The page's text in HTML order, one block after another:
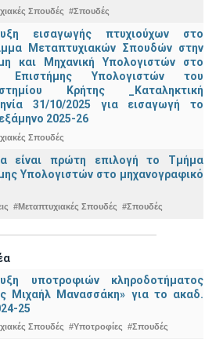
Σπουδές #Σπουδές
εισαγωγής πτυχιούχων στo
Μεταπτυχιακών Σπουδών στην
και Μηχανική Υπολογιστών στο
Eπιστήμης Υπολογιστών του
Κρήτης _Καταληκτική
31/10/2025 για εισαγωγή το
2025-26
Σπουδές
είναι πρώτη επιλογή το Τμήμα
Υπολογιστών στο μηχανογραφικό
#Μεταπτυχιακές Σπουδές #Σπουδές
υποτροφιών κληροδοτήματος
Μιχαήλ Μανασσάκη» για το ακαδ.
25
Σπουδές #Υποτροφίες #Σπουδές